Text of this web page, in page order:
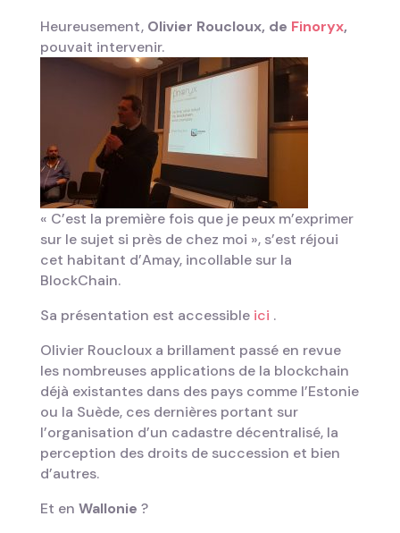
Heureusement, Olivier Roucloux, de Finoryx,
pouvait intervenir.
« C’est la première fois que je peux m’exprimer
sur le sujet si près de chez moi », s’est réjoui
cet habitant d’Amay, incollable sur la
BlockChain.
Sa présentation est accessibleici .
Olivier Roucloux a brillament passé en revue
les nombreuses applications de la blockchain
déjà existantes dans des pays comme l’Estonie
ou la Suède, ces dernières portant sur
l’organisation d’un cadastre décentralisé, la
perception des droits de succession et bien
d’autres.
Et en Wallonie ?